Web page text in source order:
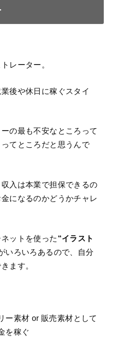
レーター。
後や休日に稼ぐスタイ
の最も不安なところって
てところだと思うんで
入は本業で担保できるの
になるのかどうかチャレ
ットを使った “イラスト
いろいろあるので、自分
ます。
ー素材 or 販売素材として
を稼ぐ